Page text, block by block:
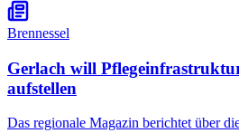
Brennessel
Gerlach will
aufstellen
Das regionale Magazin berichtet über